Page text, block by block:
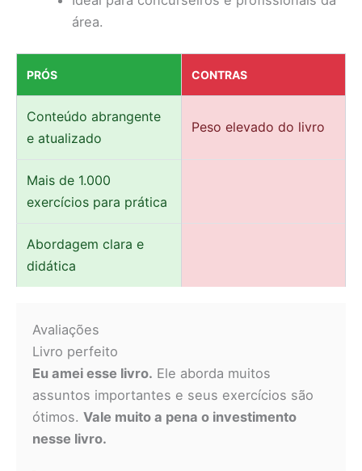
área.
PRÓS CONTRAS
Conteúdo abrangente
e atualizado
Peso elevado do livro
Mais de 1.000
exercícios para prática
Abordagem clara e
didática
Avaliações
Livro perfeito
Eu amei esse livro. Ele aborda muitos
assuntos importantes e seus exercícios são
ótimos. Vale muito a pena o investimento
nesse livro.